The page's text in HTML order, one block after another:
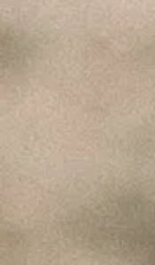
"Wine is not
their friends
have plenty